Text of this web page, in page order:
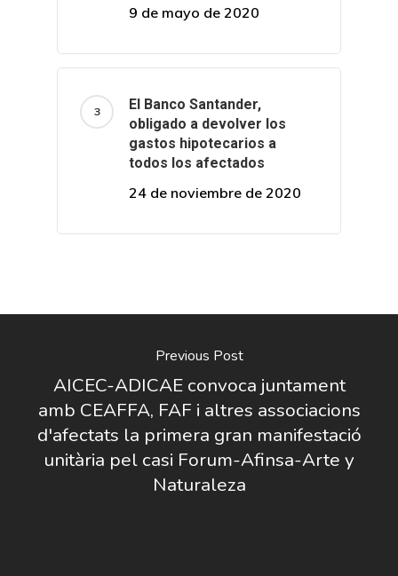
9 de mayo de 2020
El Banco Santander,
obligado a devolver los
gastos hipotecarios a
todos los afectados
24 de noviembre de 2020
Previous Post
AICEC-ADICAE convoca juntament
amb CEAFFA, FAF i altres associacions
d'afectats la primera gran manifestació
unitària pel casi Forum-Afinsa-Arte y
Naturaleza